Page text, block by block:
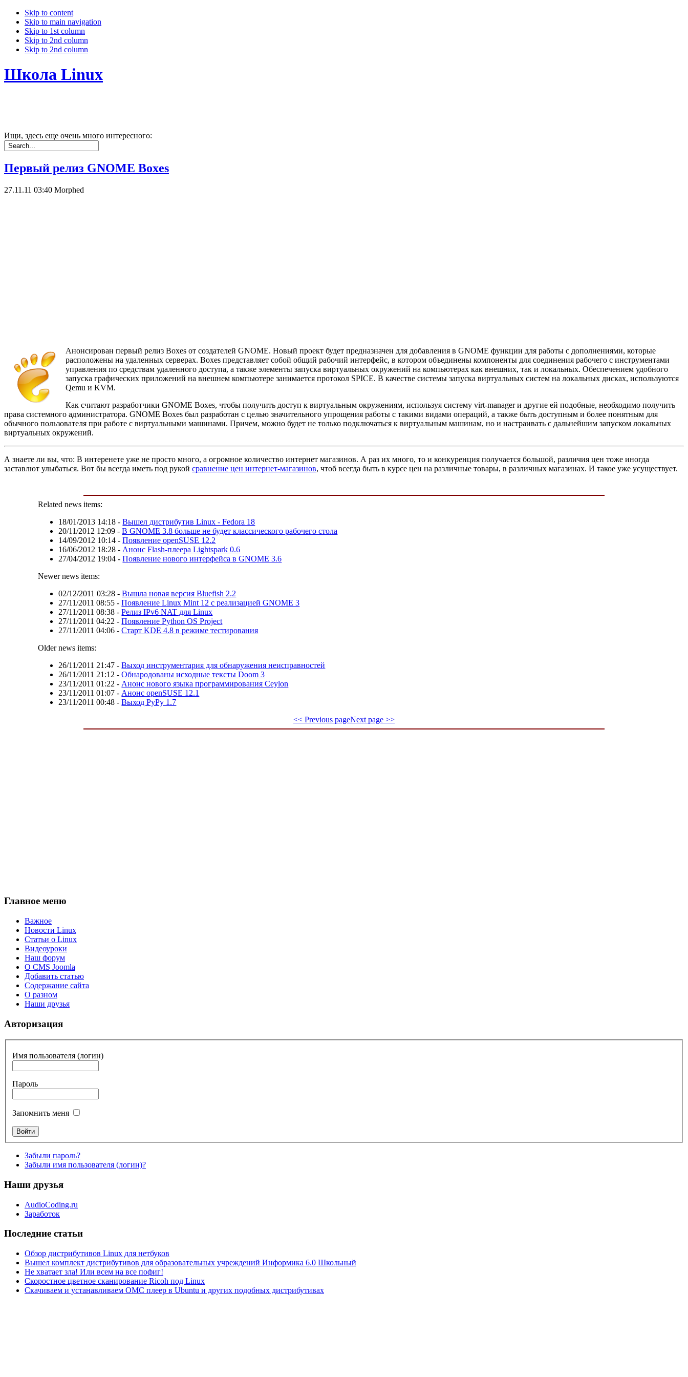
Skip to content
Skip to main navigation
Skip to 1st column
Skip to 2nd column
Skip to 2nd column
Школа Linux
Ищи, здесь еще очень много интересного:
Первый релиз GNOME Boxes
27.11.11 03:40 Morphed
Анонсирован первый релиз Boxes от создателей GNOME. Новый проект будет предназначен для добавления в GNOME функции для работы с дополнениями, которые
расположены на удаленных серверах. Boxes представляет собой общий рабочий интерфейс, в котором объединены компоненты для соединения рабочего с инструментами
управления по средствам удаленного доступа, а также элементы запуска виртуальных окружений на компьютерах как внешних, так и локальных. Обеспечением удобного
запуска графических приложений на внешнем компьютере занимается протокол SPICE. В качестве системы запуска виртуальных систем на локальных дисках, используются
Qemu и KVM.
Как считают разработчики GNOME Boxes, чтобы получить доступ к виртуальным окружениям, используя систему virt-manager и другие ей подобные, необходимо получить
права системного администратора. GNOME Boxes был разработан с целью значительного упрощения работы с такими видами операций, а также быть доступным и более понятным для
обычного пользователя при работе с виртуальными машинами. Причем, можно будет не только подключаться к виртуальным машинам, но и настраивать с дальнейшим запуском локальных
виртуальных окружений.
А знаете ли вы, что: В интеренете уже не просто много, а огромное количество интернет магазинов. А раз их много, то и конкуренция получается большой, различия цен тоже иногда
заставлют улыбаться. Вот бы всегда иметь под рукой сравнение цен интернет-магазинов, чтоб всегда быть в курсе цен на различные товары, в различных магазинах. И такое уже усуществует.
Related news items:
18/01/2013 14:18 -Вышел дистрибутив Linux - Fedora 18
20/11/2012 12:09 -В GNOME 3.8 больше не будет классического рабочего стола
14/09/2012 10:14 -Появление openSUSE 12.2
16/06/2012 18:28 - Анонс Flash-плеера Lightspark 0.6
27/04/2012 19:04 -Появление нового интерфейса в GNOME 3.6
Newer news items:
02/12/2011 03:28 -Вышла новая версия Bluefish 2.2
27/11/2011 08:55 -Появление Linux Mint 12 с реализацией GNOME 3
27/11/2011 08:38 -Релиз IPv6 NAT для Linux
27/11/2011 04:22 -Появление Python OS Project
27/11/2011 04:06 -Старт KDE 4.8 в режиме тестирования
Older news items:
26/11/2011 21:47 -Выход инструментария для обнаружения неисправностей
26/11/2011 21:12 -Обнародованы исходные тексты Doom 3
23/11/2011 01:22 - Анонс нового языка программирования Ceylon
23/11/2011 01:07 - Анонс openSUSE 12.1
23/11/2011 00:48 -Выход PyPy 1.7
<< Previous pageNext page >>
Главное меню
Важное
Новости Linux
Статьи о Linux
Видеоуроки
Наш форум
О CMS Joomla
Добавить статью
Содержание сайта
О разном
Наши друзья
Авторизация
Имя пользователя (логин)
Пароль
Запомнить меня
Забыли пароль?
Забыли имя пользователя (логин)?
Наши друзья
AudioCoding.ru
Заработок
Последние статьи
Обзор дистрибутивов Linux для нетбуков
Вышел комплект дистрибутивов для образовательных учреждений Информика 6.0 Школьный
Не хватает зла! Или всем на все пофиг!
Скоростное цветное сканирование Ricoh под Linux
Скачиваем и устанавливаем ОМС плеер в Ubuntu и других подобных дистрибутивах